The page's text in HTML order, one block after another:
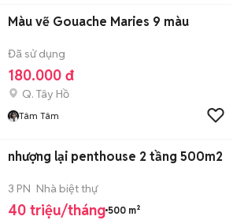
Màu vẽ Gouache Maries 9 màu
Đã sử dụng
180.000 đ
Q. Tây Hồ
Tâm Tâm
nhượng lại penthouse 2 tầng 500m2
3 PN Nhà biệt thự
40 triệu/tháng 500 m²